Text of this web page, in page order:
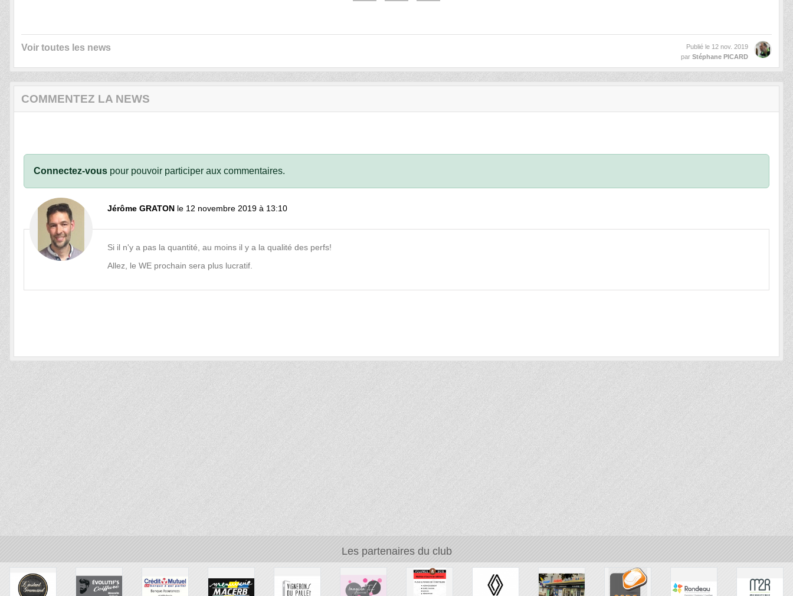
Voir toutes les news Publié le 12 nov. 2019
par Stéphane PICARD
COMMENTEZ LA NEWS
Connectez-vous pour pouvoir participer aux commentaires.
Jérôme GRATON le 12 novembre 2019 à 13:10
Si il n'y a pas la quantité, au moins il y a la qualité des perfs!
Allez, le WE prochain sera plus lucratif.
Les partenaires du club